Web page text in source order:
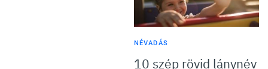
NÉVADÁS
10 szép rövid lánynév